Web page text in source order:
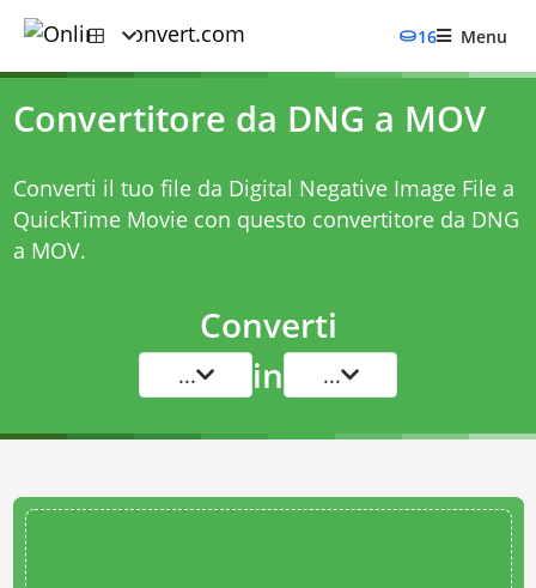
16 Menu
Convertitore da DNG a MOV
Converti il tuo file da Digital Negative Image File a
QuickTime Movie con questo convertitore da DNG
a MOV.
Converti
... in ...